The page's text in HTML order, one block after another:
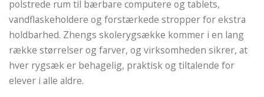
polstrede rum til bærbare computere og tablets,
vandflaskeholdere og forstærkede stropper for ekstra
holdbarhed. Zhengs skolerygsække kommer i en lang
række størrelser og farver, og virksomheden sikrer, at
hver rygsæk er behagelig, praktisk og tiltalende for
elever i alle aldre.